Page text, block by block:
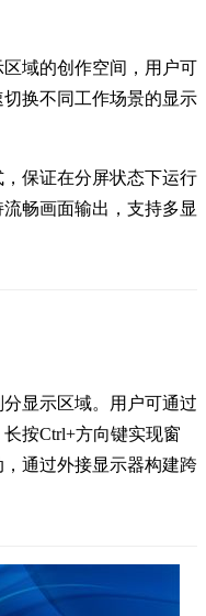
域的创作空间，用户可
换不同工作场景的显示
保证在分屏状态下运行
畅画面输出，支持多显
显示区域。用户可通过
按Ctrl+方向键实现窗
通过外接显示器构建跨